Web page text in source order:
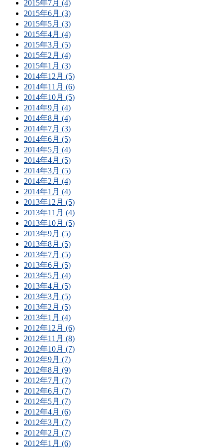
2015年7月 (4)
2015年6月 (3)
2015年5月 (3)
2015年4月 (4)
2015年3月 (5)
2015年2月 (4)
2015年1月 (3)
2014年12月 (5)
2014年11月 (6)
2014年10月 (5)
2014年9月 (4)
2014年8月 (4)
2014年7月 (3)
2014年6月 (5)
2014年5月 (4)
2014年4月 (5)
2014年3月 (5)
2014年2月 (4)
2014年1月 (4)
2013年12月 (5)
2013年11月 (4)
2013年10月 (5)
2013年9月 (5)
2013年8月 (5)
2013年7月 (5)
2013年6月 (5)
2013年5月 (4)
2013年4月 (5)
2013年3月 (5)
2013年2月 (5)
2013年1月 (4)
2012年12月 (6)
2012年11月 (8)
2012年10月 (7)
2012年9月 (7)
2012年8月 (9)
2012年7月 (7)
2012年6月 (7)
2012年5月 (7)
2012年4月 (6)
2012年3月 (7)
2012年2月 (7)
2012年1月 (6)